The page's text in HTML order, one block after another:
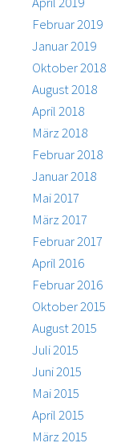
Februar 2019
Januar 2019
Oktober 2018
August 2018
April 2018
März 2018
Februar 2018
Januar 2018
Mai 2017
März 2017
Februar 2017
April 2016
Februar 2016
Oktober 2015
August 2015
Juli 2015
Juni 2015
Mai 2015
April 2015
März 2015